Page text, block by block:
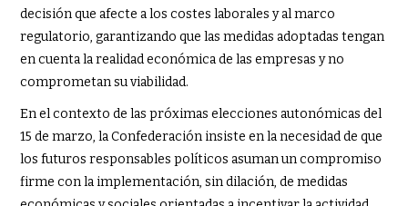
decisión que afecte a los costes laborales y al marco
regulatorio, garantizando que las medidas adoptadas tengan
en cuenta la realidad económica de las empresas y no
comprometan su viabilidad.
En el contexto de las próximas elecciones autonómicas del
15 de marzo, la Confederación insiste en la necesidad de que
los futuros responsables políticos asuman un compromiso
firme con la implementación, sin dilación, de medidas